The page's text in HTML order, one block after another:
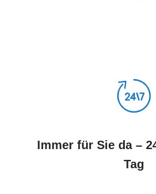
Immer für Sie da –
Tag